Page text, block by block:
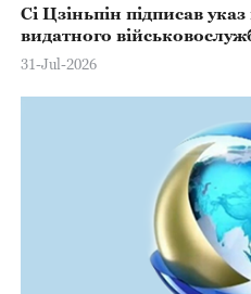
Сі Цзіньпін підписав
видатного
31-Jul-2026